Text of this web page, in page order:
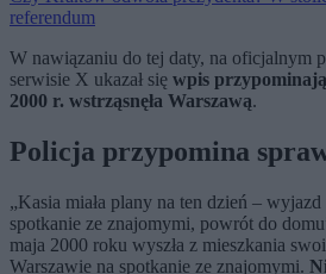
referendum
W nawiązaniu do tej daty, na oficjalnym
serwisie X ukazał się wpis
2000 r. wstrząsnęła Warszawą.
Policja przypomina
„Kasia miała plany na ten dzień –
spotkanie ze znajomymi, powrót do
maja 2000 roku wyszła z mieszkania
Warszawie na spotkanie ze znajomymi.